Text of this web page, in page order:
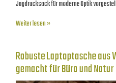
Jagdrucksack für moderne Optik
Weiter lesen »
Robuste Laptoptasche aus
gemacht für Büro und Natur